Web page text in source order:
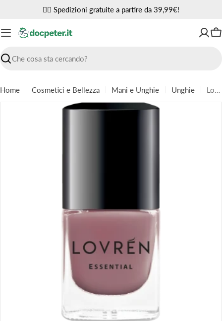
contenuto
✌🏼 Spedizioni gratuite a partire da 39,99€!
Ricerca
Home Cosmetici e Bellezza Mani e Unghie Unghie
Lovren smalto s13 ma
Apri supporto 0 in modalità modale